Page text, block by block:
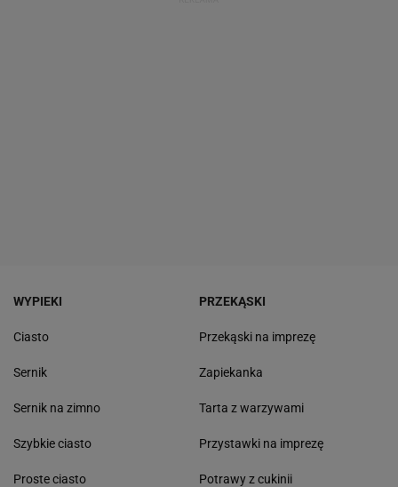
WYPIEKI
Ciasto
Sernik
Sernik na zimno
Szybkie ciasto
Proste ciasto
PRZEKĄSKI
Przekąski na imprezę
Zapiekanka
Tarta z warzywami
Przystawki na imprezę
Potrawy z cukinii